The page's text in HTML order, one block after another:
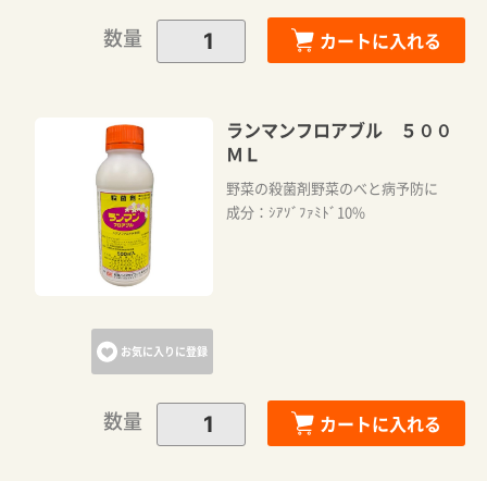
数量 カートに入れる
お気に入りに登録
ランマンフロアブル ５００
ＭＬ
野菜の殺菌剤野菜のべと病予防に
成分：ｼｱｿﾞﾌｧﾐﾄﾞ10%
数量 カートに入れる